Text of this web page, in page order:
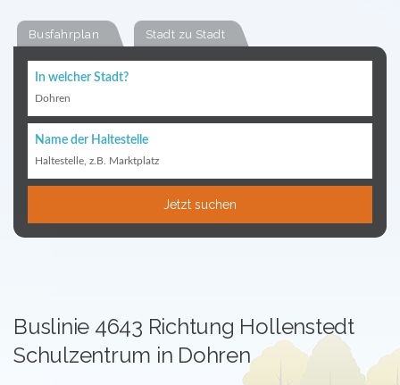
Busfahrplan Stadt zu Stadt
In welcher Stadt?
Dohren
Name der Haltestelle
Haltestelle, z.B. Marktplatz
Jetzt suchen
Buslinie 4643 Richtung Hollenstedt
Schulzentrum in Dohren